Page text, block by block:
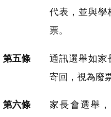
代表，並與學
票。
通訊選舉如家
寄回，視為廢票
家長會選舉